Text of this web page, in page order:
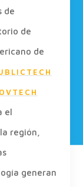
de
de
de
el
región,
generan